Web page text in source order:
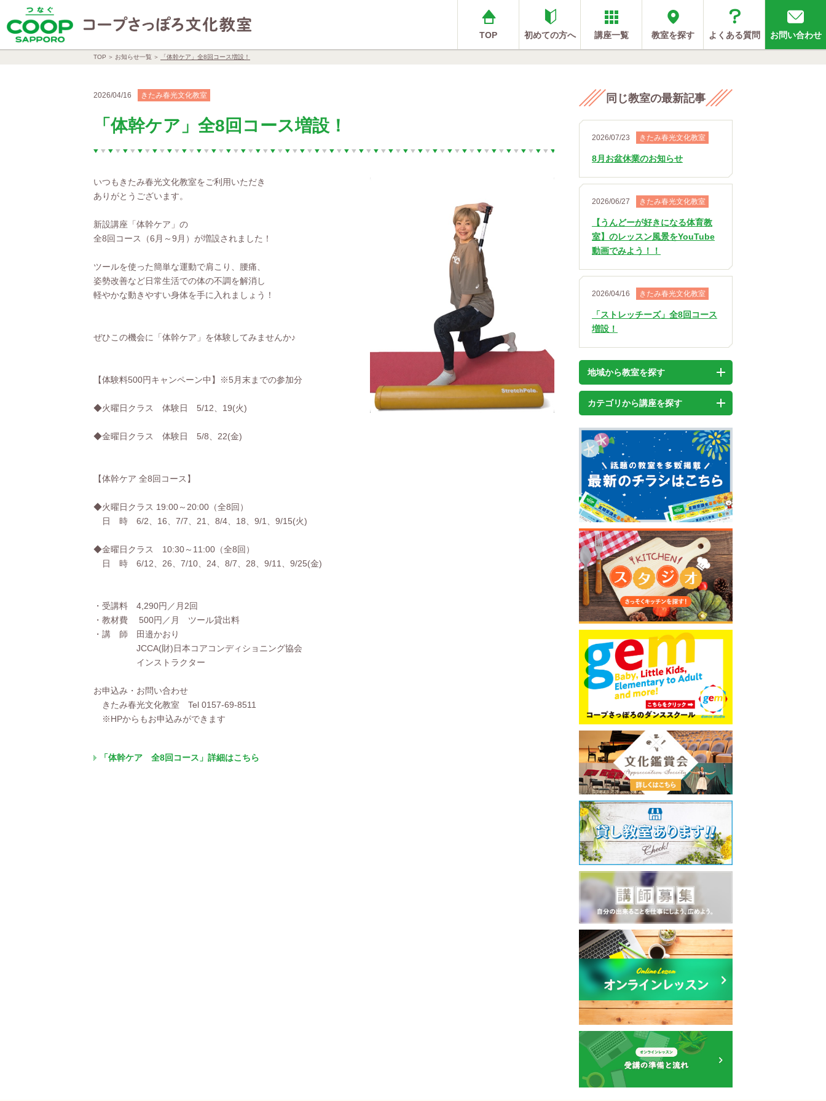
TOP 初めての方へ 講座一覧 教室を探す よくある質問 お問い合わせ
TOP お知らせ一覧 「体幹ケア」全8回コース増設！
2026/04/16 きたみ春光文化教室
「体幹ケア」全8回コース増設！
いつもきたみ春光文化教室をご利用いただき
ありがとうございます。
新設講座「体幹ケア」の
全8回コース（6月～9月）が増設されました！
ツールを使った簡単な運動で肩こり、腰痛、
姿勢改善など日常生活での体の不調を解消し
軽やかな動きやすい身体を手に入れましょう！
ぜひこの機会に「体幹ケア」を体験してみませんか♪
【体験料500円キャンペーン中】※5月末までの参加分
◆火曜日クラス 体験日 5/12、19(火)
◆金曜日クラス 体験日 5/8、22(金)
【体幹ケア 全8回コース】
◆火曜日クラス 19:00～20:00（全8回）
日 時 6/2、16、7/7、21、8/4、18、9/1、9/15(火)
◆金曜日クラス 10:30～11:00（全8回）
日 時 6/12、26、7/10、24、8/7、28、9/11、9/25(金)
・受講料 4,290円／月2回
・教材費 500円／月 ツール貸出料
・講 師 田邉かおり
JCCA(財)日本コアコンディショニング協会
インストラクター
お申込み・お問い合わせ
きたみ春光文化教室 Tel 0157-69-8511
※HPからもお申込みができます
「体幹ケア 全8回コース」詳細はこちら
同じ教室の最新記事
2026/07/23 きたみ春光文化教室
8月お盆休業のお知らせ
2026/06/27 きたみ春光文化教室
【うんどーが好きになる体育教
室】のレッスン風景をYouTube
動画でみよう！！
2026/04/16 きたみ春光文化教室
「ストレッチーズ」全8回コース
増設！
地域から教室を探す
カテゴリから講座を探す